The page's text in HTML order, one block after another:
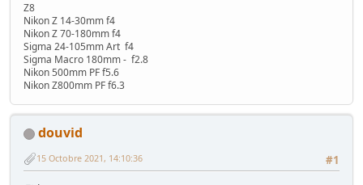
Z8
Nikon Z 14-30mm f4
Nikon Z 70-180mm f4
Sigma 24-105mm Art f4
Sigma Macro 180mm - f2.8
Nikon 500mm PF f5.6
Nikon Z800mm PF f6.3
douvid
#1
15 Octobre 2021, 14:10:36